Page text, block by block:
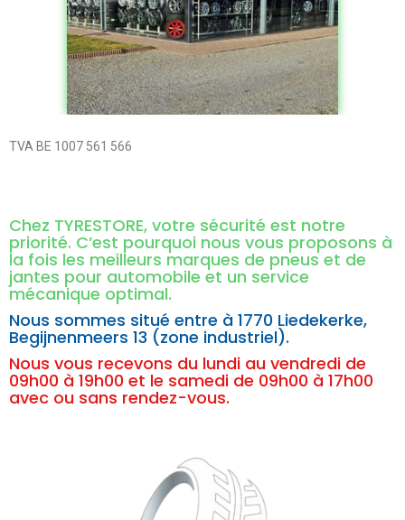
TVA BE 1007 561 566
Chez TYRESTORE, votre sécurité est notre
priorité. C’est pourquoi nous vous proposons à
la fois les meilleurs marques de pneus et de
jantes pour automobile et un service
mécanique optimal.
Nous sommes situé entre à 1770 Liedekerke,
Begijnenmeers 13 (zone industriel).
Nous vous recevons du lundi au vendredi de
09h00 à 19h00 et le samedi de 09h00 à 17h00
avec ou sans rendez-vous.